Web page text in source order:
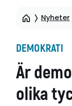
Nyheter
DEMOKRATI
Är
olika